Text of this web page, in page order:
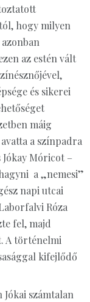
hogy milyen
az estén vált
és sikerei
máig
a színpadra
Móricot –
a „nemesi”
napi utcai
Róza
fel, majd
A történelmi
kifejlődő
számtalan